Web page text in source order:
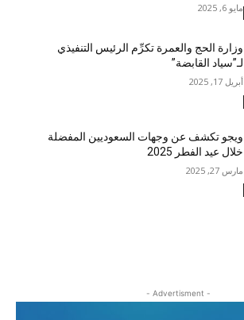
مايو 6, 2025
وزارة الحج والعمرة تكرِّم الرئيس التنفيذي
لـ”سياد القابضة”
أبريل 17, 2025
ويجو تكشف عن وجهات السعوديين المفضلة
خلال عيد الفطر 2025
مارس 27, 2025
- Advertisment -